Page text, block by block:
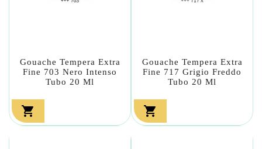
Gouache Tempera Extra
Fine 703 Nero Intenso
Tubo 20 Ml

Gouache Tempera Extra
Fine 717 Grigio Freddo
Tubo 20 Ml
